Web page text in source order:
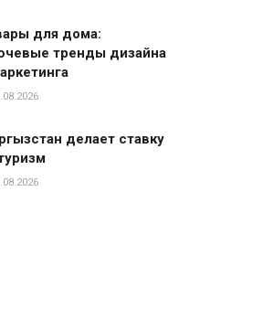
для дома:
тренды дизайна
делает ставку